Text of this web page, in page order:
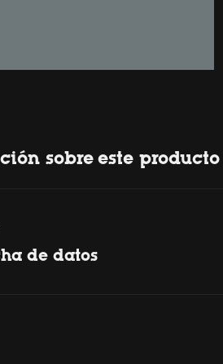
sobre este producto
de datos